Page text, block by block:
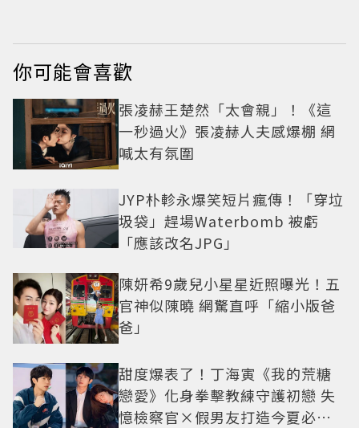
你可能會喜歡
張凌赫王楚然「太會親」！《這
一秒過火》張凌赫人夫感爆棚 網
喊太有氛圍
JYP朴軫永爆笑短片瘋傳！「穿垃
圾袋」趕場Waterbomb 被虧
「應該改名JPG」
陳妍希9歲兒小星星近照曝光！五
官神似陳曉 網驚直呼「縮小版爸
爸」
甜度爆表了！丁海寅《我的荒糖
戀愛》化身拳擊教練守護初戀 失
憶檢察官×假男友打造今夏必看